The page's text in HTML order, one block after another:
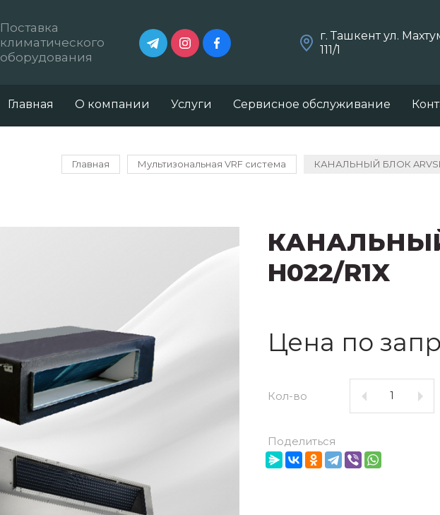
Поставка
климатического
оборудования
г. Ташкент ул.
111/1
Главная О компании Услуги Сервисное обслуживание
Главная Мультизональная VRF система КАНАЛЬНЫЙ БЛОК
H022/R1X
Цена по
Кол-во
Поделиться